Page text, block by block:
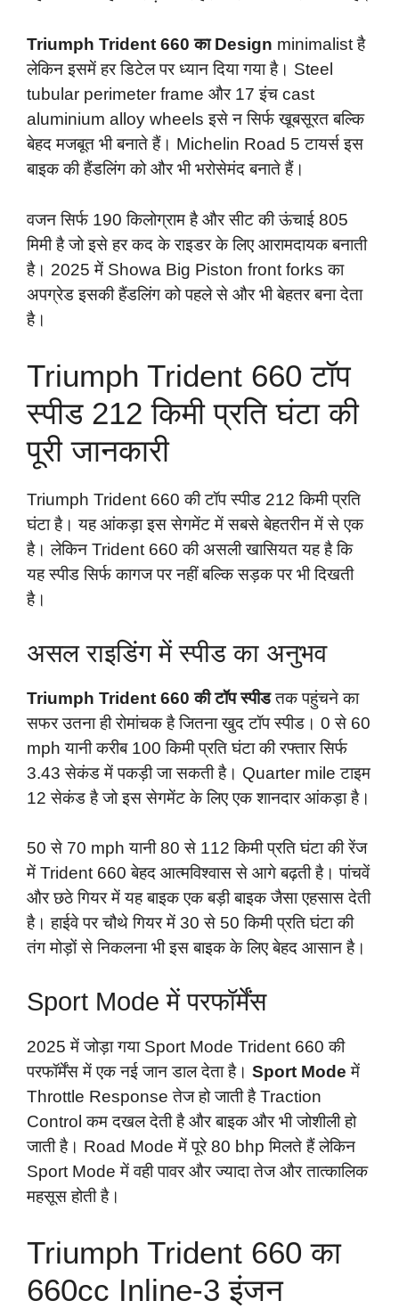
Triumph Trident 660 का Design minimalist है
लेकिन इसमें हर डिटेल पर ध्यान दिया गया है। Steel
tubular perimeter frame और 17 इंच cast
aluminium alloy wheels इसे न सिर्फ खूबसूरत बल्कि
बेहद मजबूत भी बनाते हैं। Michelin Road 5 टायर्स इस
बाइक की हैंडलिंग को और भी भरोसेमंद बनाते हैं।
वजन सिर्फ 190 किलोग्राम है और सीट की ऊंचाई 805
मिमी है जो इसे हर कद के राइडर के लिए आरामदायक बनाती
है। 2025 में Showa Big Piston front forks का
अपग्रेड इसकी हैंडलिंग को पहले से और भी बेहतर बना देता
है।
Triumph Trident 660 टॉप
स्पीड 212 किमी प्रति घंटा की
पूरी जानकारी
Triumph Trident 660 की टॉप स्पीड 212 किमी प्रति
घंटा है। यह आंकड़ा इस सेगमेंट में सबसे बेहतरीन में से एक
है। लेकिन Trident 660 की असली खासियत यह है कि
यह स्पीड सिर्फ कागज पर नहीं बल्कि सड़क पर भी दिखती
है।
असल राइडिंग में स्पीड का अनुभव
Triumph Trident 660 की टॉप स्पीडतक पहुंचने का
सफर उतना ही रोमांचक है जितना खुद टॉप स्पीड। 0 से 60
mph यानी करीब 100 किमी प्रति घंटा की रफ्तार सिर्फ
3.43 सेकंड में पकड़ी जा सकती है। Quarter mile टाइम
12 सेकंड है जो इस सेगमेंट के लिए एक शानदार आंकड़ा है।
50 से 70 mph यानी 80 से 112 किमी प्रति घंटा की रेंज
में Trident 660 बेहद आत्मविश्वास से आगे बढ़ती है। पांचवें
और छठे गियर में यह बाइक एक बड़ी बाइक जैसा एहसास देती
है। हाईवे पर चौथे गियर में 30 से 50 किमी प्रति घंटा की
तंग मोड़ों से निकलना भी इस बाइक के लिए बेहद आसान है।
Sport Mode में परफॉर्मेंस
2025 में जोड़ा गया Sport Mode Trident 660 की
परफॉर्मेंस में एक नई जान डाल देता है। Sport Mode में
Throttle Response तेज हो जाती है Traction
Control कम दखल देती है और बाइक और भी जोशीली हो
जाती है। Road Mode में पूरे 80 bhp मिलते हैं लेकिन
Sport Mode में वही पावर और ज्यादा तेज और तात्कालिक
महसूस होती है।
Triumph Trident 660 का
660cc Inline-3 इंजन